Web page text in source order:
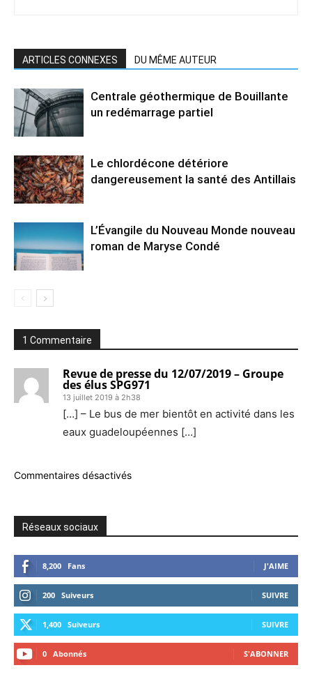
ARTICLES CONNEXES DU MÊME AUTEUR
Centrale géothermique de Bouillante
un redémarrage partiel
Le chlordécone détériore
dangereusement la santé des Antillais
L’Évangile du Nouveau Monde nouveau
roman de Maryse Condé
1 Commentaire
Revue de presse du 12/07/2019 – Groupe
des élus SPG971
13 juillet 2019 à 2h38
[…] – Le bus de mer bientôt en activité dans les
eaux guadeloupéennes […]
Commentaires désactivés
Réseaux sociaux
8,200 Fans J'AIME
200 Suiveurs SUIVRE
1,400 Suiveurs SUIVRE
0 Abonnés S'ABONNER